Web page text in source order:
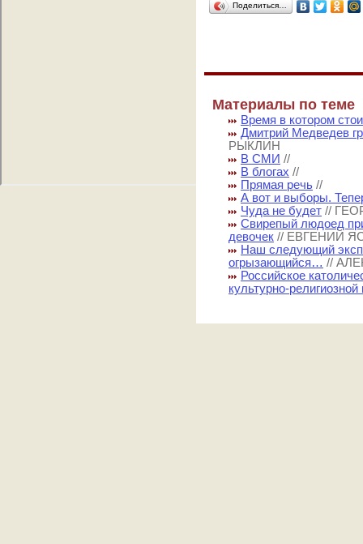
Поделиться…
Материалы по теме
Время в котором
Дмитрий Медведев
РЫКЛИН
В СМИ //
В блогах //
Прямая речь //
А вот и выборы.
Чуда не будет //
Свирепый людоед
девочек // ЕВГЕНИЙ
Наш следующий
огрызающийся… //
Российское
культурно-